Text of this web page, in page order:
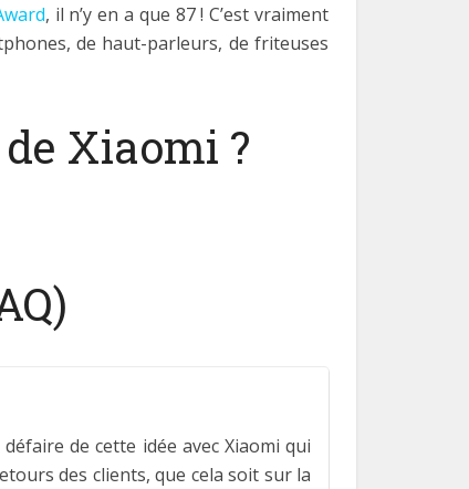
, il n’y en a que 87 ! C’est vraiment
de haut-parleurs, de friteuses
Xiaomi ?
de cette idée avec Xiaomi qui
des clients, que cela soit sur la